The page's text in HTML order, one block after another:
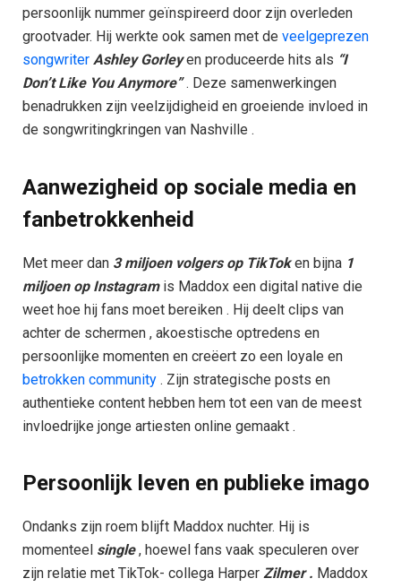
persoonlijk nummer geïnspireerd door zijn overleden
grootvader. Hij werkte ook samen met de veelgeprezen
songwriter Ashley Gorleyen produceerde hits als “I
Don’t Like You Anymore”. Deze samenwerkingen
benadrukken zijn veelzijdigheid en groeiende invloed in
de songwritingkringen van Nashville .
Aanwezigheid op sociale media en
fanbetrokkenheid
Met meer dan 3 miljoen volgers op TikToken bijna 1
miljoen op Instagramis Maddox een digital native die
weet hoe hij fans moet bereiken . Hij deelt clips van
achter de schermen , akoestische optredens en
persoonlijke momenten en creëert zo een loyale en
betrokken community . Zijn strategische posts en
authentieke content hebben hem tot een van de meest
invloedrijke jonge artiesten online gemaakt .
Persoonlijk leven en publieke imago
Ondanks zijn roem blijft Maddox nuchter. Hij is
momenteel single, hoewel fans vaak speculeren over
zijn relatie met TikTok- collega Harper Zilmer . Maddox